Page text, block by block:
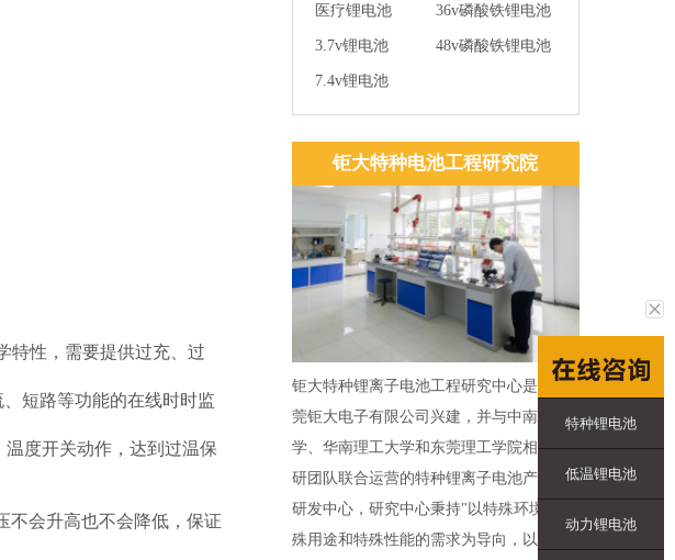
特性，需要提供过充、过
短路等功能的在线时时监
度开关动作，达到过温保
不会升高也不会降低，保证
医疗锂电池 36v磷酸铁锂电池
3.7v锂电池 48v磷酸铁锂电池
7.4v锂电池
钜大特种电池工程研究院
钜大特种锂离子电池工程研究中心是由东
莞钜大电子有限公司兴建，并与中南大
学、华南理工大学和东莞理工学院相关科
研团队联合运营的特种锂离子电池产业化
研发中心，研究中心秉持"以特殊环境、特
殊用途和特殊性能的需求为导向，以产学
特种锂电池
低温锂电池
动力锂电池